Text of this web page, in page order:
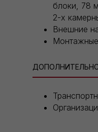
блоки, 78
2-х
Внешние